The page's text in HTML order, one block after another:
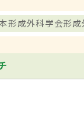
形成外科学会形